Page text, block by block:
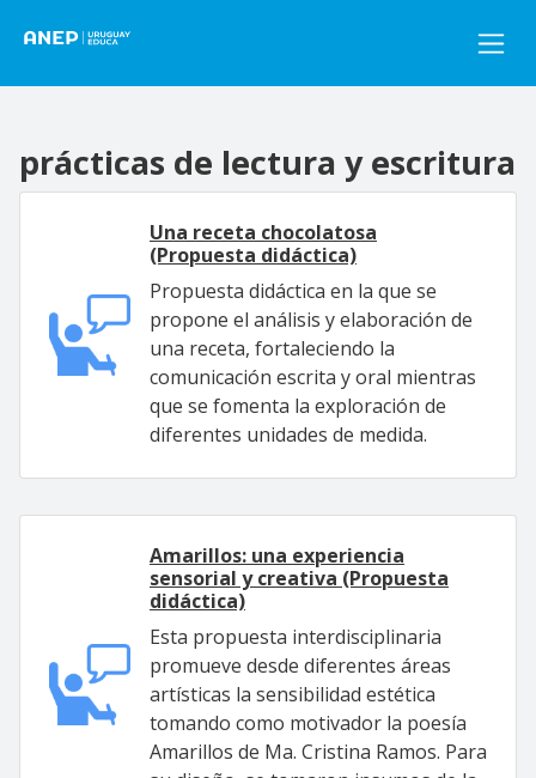
prácticas de lectura y escritura
Una receta chocolatosa
(Propuesta didáctica)
Propuesta didáctica en la que se
propone el análisis y elaboración de
una receta, fortaleciendo la
comunicación escrita y oral mientras
que se fomenta la exploración de
diferentes unidades de medida.
Amarillos: una experiencia
sensorial y creativa (Propuesta
didáctica)
Esta propuesta interdisciplinaria
promueve desde diferentes áreas
artísticas la sensibilidad estética
tomando como motivador la poesía
Amarillos de Ma. Cristina Ramos. Para